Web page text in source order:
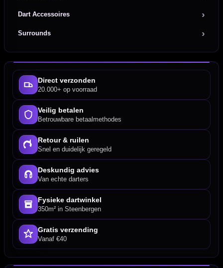
Dart Accessoires
Surrounds
Direct verzonden
20.000+ op voorraad
Veilig betalen
Betrouwbare betaalmethodes
Retour & ruilen
Snel en duidelijk geregeld
Deskundig advies
Van echte darters
Fysieke dartwinkel
350m² in Steenbergen
Gratis verzending
Vanaf €40